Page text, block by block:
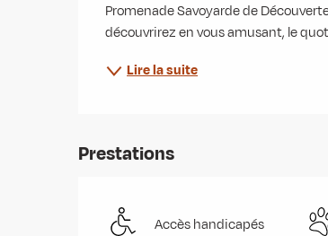
Promenade Savoyarde de
découvrirez en vous amusant, le
Lire la suite
Prestations
Accès handicapés